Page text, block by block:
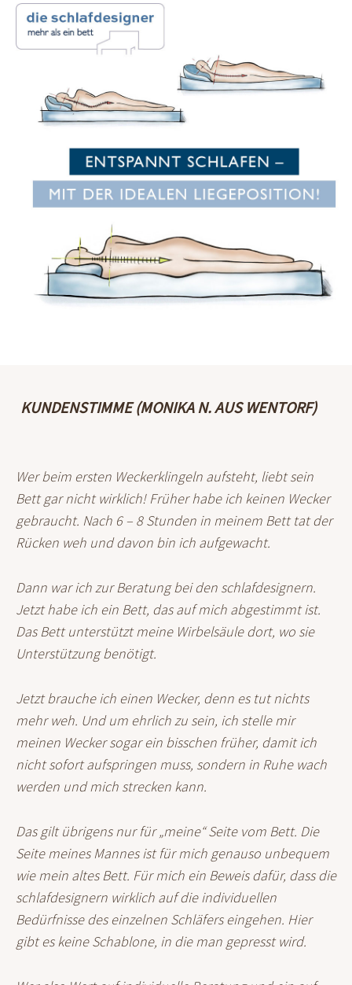
KUNDENSTIMME (MONIKA N. AUS WENTORF)
Wer beim ersten Weckerklingeln aufsteht, liebt sein
Bett gar nicht wirklich! Früher habe ich keinen Wecker
gebraucht. Nach 6 – 8 Stunden in meinem Bett tat der
Rücken weh und davon bin ich aufgewacht.
Dann war ich zur Beratung bei den schlafdesignern.
Jetzt habe ich ein Bett, das auf mich abgestimmt ist.
Das Bett unterstützt meine Wirbelsäule dort, wo sie
Unterstützung benötigt.
Jetzt brauche ich einen Wecker, denn es tut nichts
mehr weh. Und um ehrlich zu sein, ich stelle mir
meinen Wecker sogar ein bisschen früher, damit ich
nicht sofort aufspringen muss, sondern in Ruhe wach
werden und mich strecken kann.
Das gilt übrigens nur für „meine“ Seite vom Bett. Die
Seite meines Mannes ist für mich genauso unbequem
wie mein altes Bett. Für mich ein Beweis dafür, dass die
schlafdesignern wirklich auf die individuellen
Bedürfnisse des einzelnen Schläfers eingehen. Hier
gibt es keine Schablone, in die man gepresst wird.